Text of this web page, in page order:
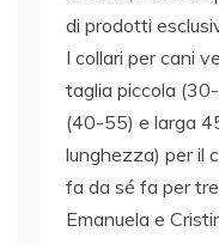
di prodotti
I collari per cani
taglia piccola
(40-55) e larga
lunghezza) per il
fa da sé fa per
Emanuela e